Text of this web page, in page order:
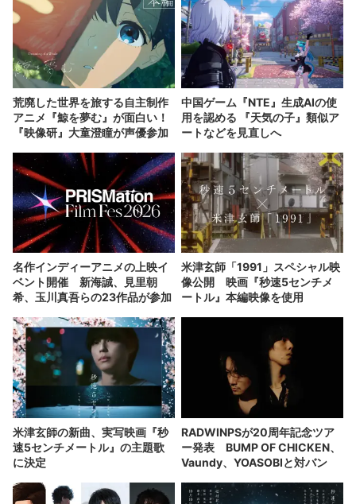
荒廃した世界を旅する自主制作
アニメ『鯨を夢む』が面白い！
『映像研』大童澄瞳が声優参加
中国ゲーム『NTE』生成AIの使
用を認める 『天気の子』類似ア
ートなどを見直しへ
名作インディーアニメの上映イ
ベント開催 新海誠、見里朝
希、玉川真吾らの23作品が参加
米津玄師「1991」スペシャル映
像公開 映画『秒速5センチメ
ートル』本編映像を使用
米津玄師の新曲、実写映画『秒
速5センチメートル』の主題歌
に決定
RADWINPSが20周年記念ツア
ー発表 BUMP OF CHICKEN、
Vaundy、YOASOBIと対バン